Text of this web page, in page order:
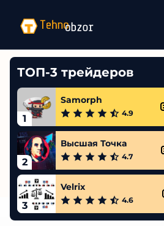
ТОП-3 трейдеров
1
Samorph
4.9
2
Высшая Точка
4.7
3
Velrix
4.6